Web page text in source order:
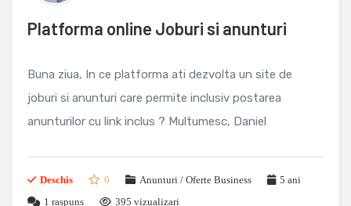
Platforma online Joburi si anunturi
Buna ziua, In ce platforma ati dezvolta un site de
joburi si anunturi care permite inclusiv postarea
anunturilor cu link inclus ? Multumesc, Daniel
Deschis 0 Anunturi / Oferte Business
5 ani
1 raspuns 395 vizualizari